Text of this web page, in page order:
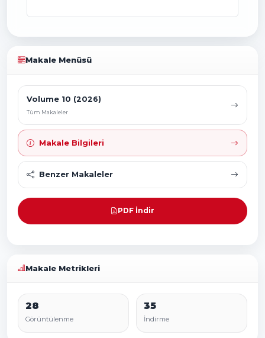
Makale Menüsü
Volume 10 (2026)
Tüm Makaleler
Makale Bilgileri
Benzer Makaleler
PDF İndir
Makale Metrikleri
28
Görüntülenme
35
İndirme